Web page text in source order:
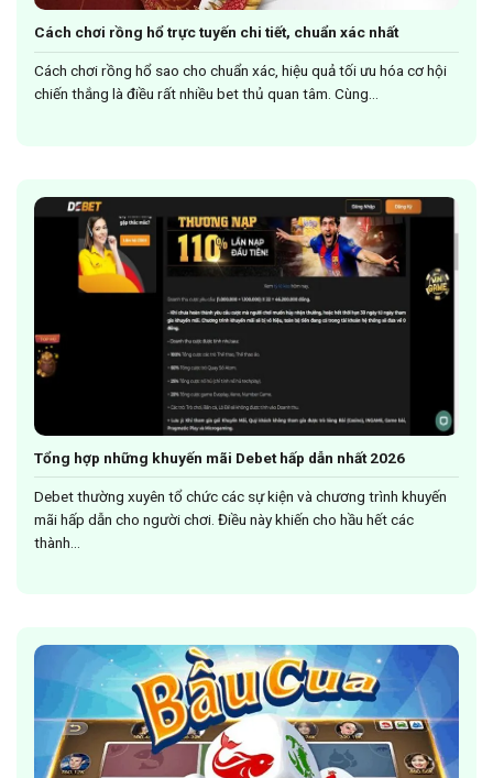
Cách chơi rồng hổ trực tuyến chi tiết, chuẩn xác nhất
Cách chơi rồng hổ sao cho chuẩn xác, hiệu quả tối ưu hóa cơ hội
chiến thắng là điều rất nhiều bet thủ quan tâm. Cùng...
Tổng hợp những khuyến mãi Debet hấp dẫn nhất 2026
Debet thường xuyên tổ chức các sự kiện và chương trình khuyến
mãi hấp dẫn cho người chơi. Điều này khiến cho hầu hết các
thành...